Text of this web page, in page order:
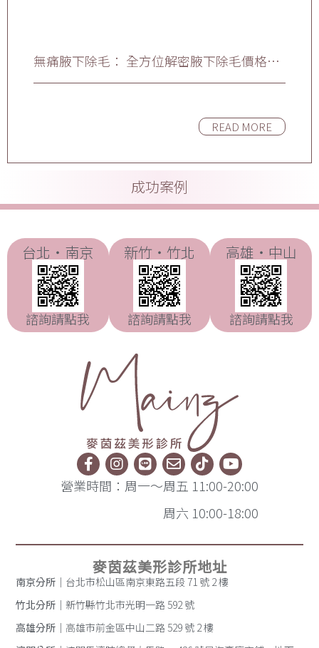
無痛腋下除毛： 全方位解密腋下除毛價格、
READ MORE
成功案例
台北・南京
諮詢請點我
新竹・竹北
諮詢請點我
高雄・中山
諮詢請點我
營業時間：周一～周五 11:00-20:00
周六 10:00-18:00
麥茵茲美形診所地址
南京分所 ｜台北市松山區南京東路五段 71 號 2 樓
竹北分所 ｜新竹縣竹北市光明一路 592 號
高雄分所 ｜高雄市前金區中山二路 529 號 2 樓